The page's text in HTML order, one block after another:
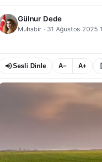
Gülnur Dede
Muhabir · 31 Ağustos 2025
Sesli Dinle A− A+